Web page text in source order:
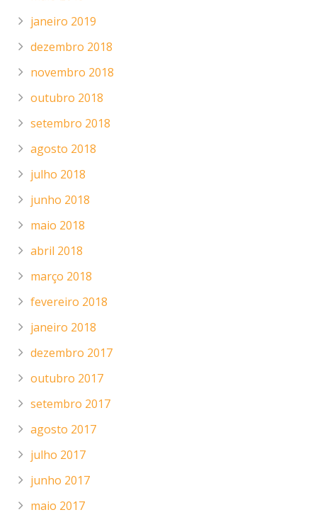
janeiro 2019
dezembro 2018
novembro 2018
outubro 2018
setembro 2018
agosto 2018
julho 2018
junho 2018
maio 2018
abril 2018
março 2018
fevereiro 2018
janeiro 2018
dezembro 2017
outubro 2017
setembro 2017
agosto 2017
julho 2017
junho 2017
maio 2017